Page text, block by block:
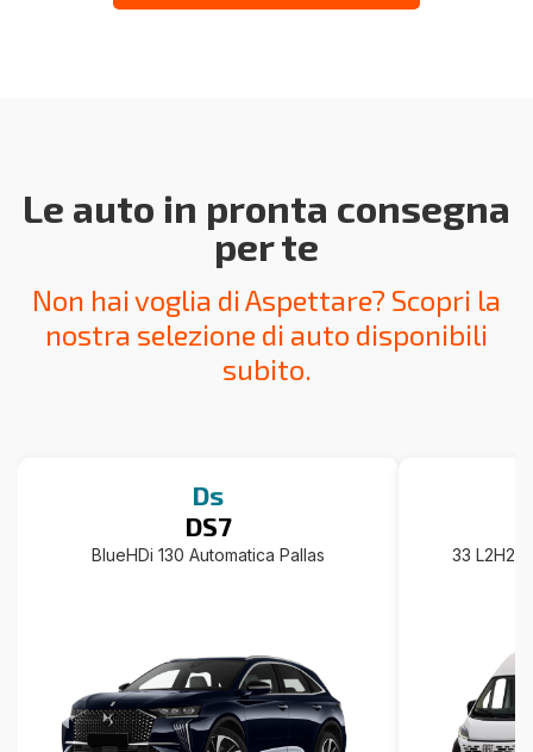
Le auto in pronta consegna
per te
Non hai voglia di Aspettare? Scopri la
nostra selezione di auto disponibili
subito.
Ds
DS7
BlueHDi 130 Automatica Pallas 33 L2H2